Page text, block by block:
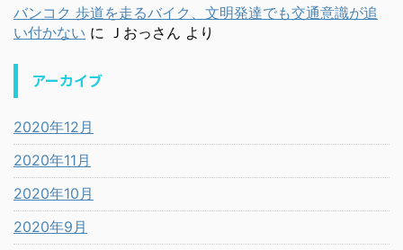
バンコク 歩道を走るバイク、文明発達でも交通意識が追
い付かない に Ｊおっさん より
アーカイブ
2020年12月
2020年11月
2020年10月
2020年9月